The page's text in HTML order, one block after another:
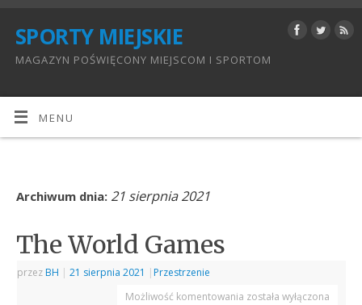
SPORTY MIEJSKIE
MAGAZYN POŚWIĘCONY MIEJSCOM I SPORTOM
MENU
Archiwum dnia: 21 sierpnia 2021
The World Games
przez BH | 21 sierpnia 2021 | Przestrzenie
Możliwość komentowania została wyłączona